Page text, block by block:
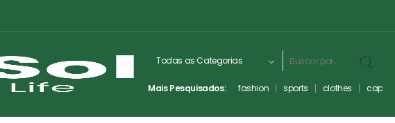
Mais Pesquisados: fashion sports clothes